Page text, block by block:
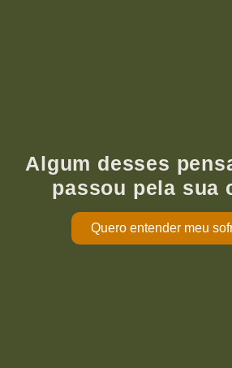
Algum desses
passou pela sua
Quero entender meu